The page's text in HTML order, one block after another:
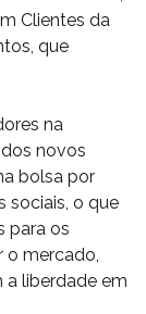
Clientes da
que
na
novos
bolsa por
sociais, o que
para os
o mercado,
a liberdade em